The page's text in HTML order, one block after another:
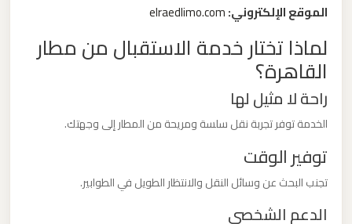
الموقع الإلكتروني:elraedlimo.com
لماذا تختار خدمة الاستقبال من مطار
القاهرة؟
راحة لا مثيل لها
الخدمة توفر تجربة نقل سلسة ومريحة من المطار إلى وجهتك.
توفير الوقت
تجنب البحث عن وسائل النقل والانتظار الطويل في الطوابير.
الدعم الشخصي
الشيخ
ليموزين
مطار
سفنكس
ليموزين
مطار